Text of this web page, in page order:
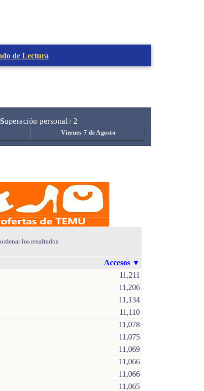
de Lectura
Superación personal / 2
Viernes 7 de Agosto
los resultados
Accesos ▼
11,211
11,206
11,134
11,110
11,078
11,075
11,069
11,066
11,066
11,065